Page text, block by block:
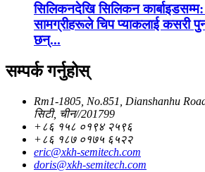
सिलिकनदेखि सिलिकन
सामग्रीहरूले चिप प्याकलाई कसरी
छन्...
सम्पर्क गर्नुहोस्
Rm1-1805, No.851, Dianshanhu
सिटी, चीन//201799
+८६ १५८ ०१९४ २५९६
+८६ १८७ ०१७५ ६५२२
eric@xkh-semitech.com
doris@xkh-semitech.com